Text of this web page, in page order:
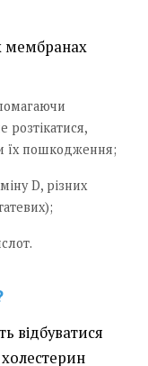
мембранах
їх пошкодження;
D, різних
відбуватися